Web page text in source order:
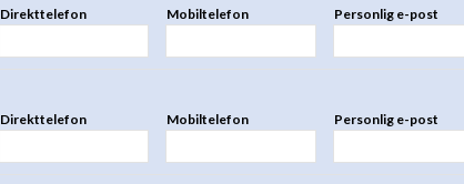
Direkttelefon Mobiltelefon Personlig e-post
Direkttelefon Mobiltelefon Personlig e-post